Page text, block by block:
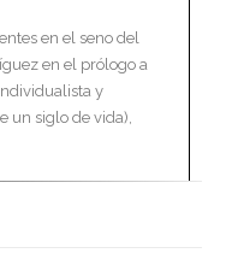
en el seno del
en el prólogo a
y
un siglo de vida),